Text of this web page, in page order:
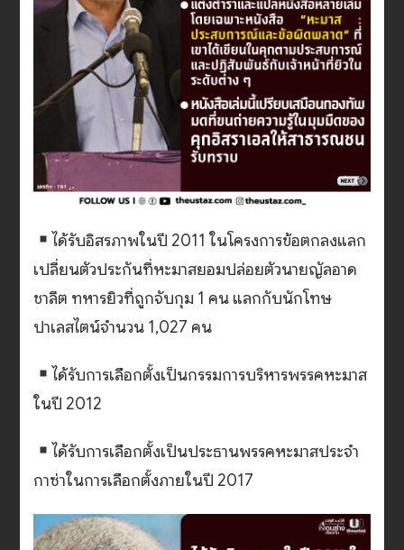
ได้รับอิสรภาพในปี 2011 ในโครงการข้อตกลงแลก
เปลี่ยนตัวประกันที่หะมาสยอมปล่อยตัวนายญัลอาด
ชาลีต ทหารยิวที่ถูกจับกุม 1 คน แลกกับนักโทษ
ปาเลสไตน์จำนวน 1,027 คน
ได้รับการเลือกตั้งเป็นกรรมการบริหารพรรคหะมาส
ในปี 2012
ได้รับการเลือกตั้งเป็นประธานพรรคหะมาสประจำ
กาซ่าในการเลือกตั้งภายในปี 2017